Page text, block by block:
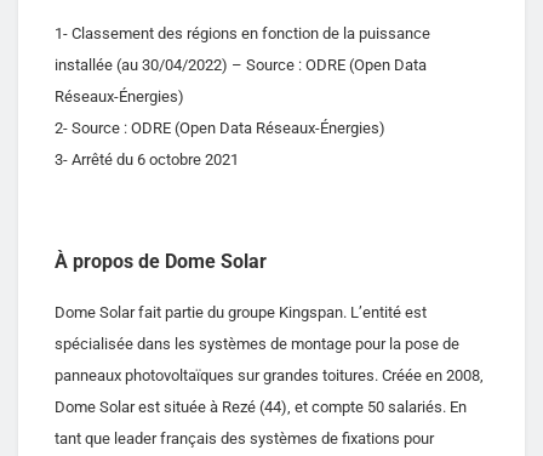
1- Classement des régions en fonction de la puissance
installée (au 30/04/2022) – Source : ODRE (Open Data
Réseaux-Énergies)
2- Source : ODRE (Open Data Réseaux-Énergies)
3- Arrêté du 6 octobre 2021
À propos de Dome Solar
Dome Solar fait partie du groupe Kingspan. L’entité est
spécialisée dans les systèmes de montage pour la pose de
panneaux photovoltaïques sur grandes toitures. Créée en 2008,
Dome Solar est située à Rezé (44), et compte 50 salariés. En
tant que leader français des systèmes de fixations pour